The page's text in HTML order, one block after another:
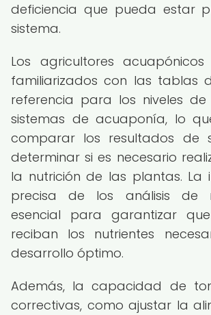
deficiencia que pueda estar
sistema.
Los agricultores
familiarizados con las tablas
referencia para los niveles de
sistemas de acuaponía, lo
comparar los resultados de
determinar si es necesario
la nutrición de las plantas. La
precisa de los análisis de
esencial para garantizar
reciban los nutrientes
desarrollo óptimo.
Además, la capacidad de
correctivas, como ajustar la